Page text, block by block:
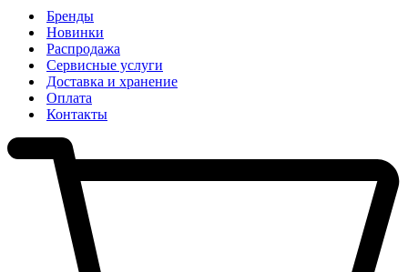
Бренды
Новинки
Распродажа
Сервисные услуги
Доставка и хранение
Оплата
Контакты